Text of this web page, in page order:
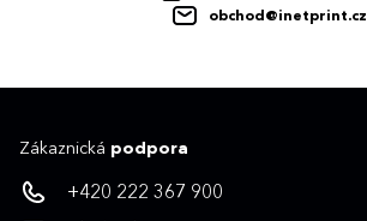
obchod@inetprint.cz
Zákaznická podpora
+420 222 367 900